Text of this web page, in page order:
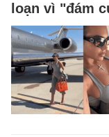
loạn vì "đám